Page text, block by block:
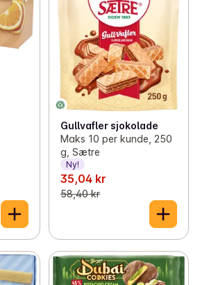
Gullvafler sjokolade
Maks 10 per kunde, 250
g, Sætre
Ny!
35,04 kr
58,40 kr